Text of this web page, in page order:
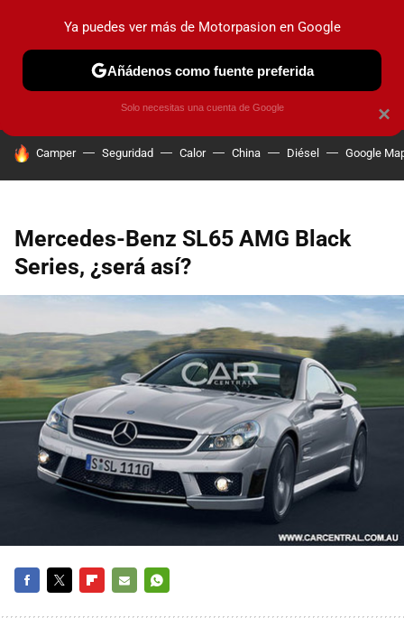
PRUEBAS COCHES ELÉCTRICOS OBSERVATORIO
HOY SE HABLA DE
Camper Seguridad Calor China Diésel Google
Mercedes-Benz SL65 AMG Black
Series, ¿será así?
×
Ya puedes ver más de Motorpasion en Google
Añádenos como fuente preferida
Solo necesitas una cuenta de Google